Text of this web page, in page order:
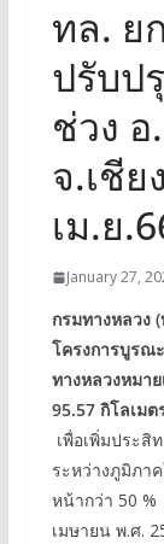
ทล. ย
ปรับป
ช่วง
จ.เชีย
เม.ย
January 27,
กรมทางหลวง
โครงการบูรณ
ทางหลวงหมา
95.57 กิโลเมต
เพื่อเพิ่มประสิ
ระหว่างภูมิภา
หน้ากว่า 50
เมษายน พ.ศ.